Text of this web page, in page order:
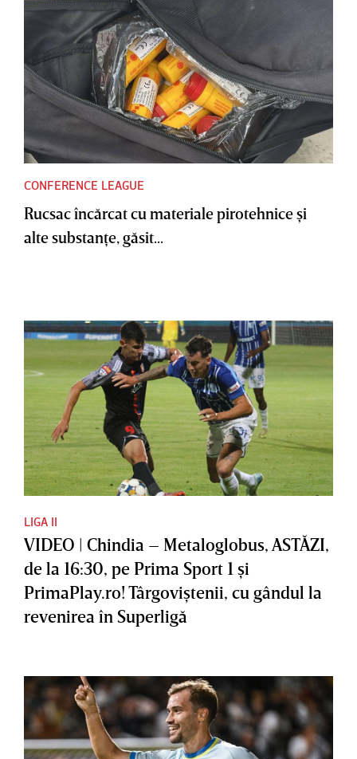
CONFERENCE LEAGUE
Rucsac încărcat cu materiale pirotehnice şi
alte substanţe, găsit...
LIGA II
VIDEO | Chindia – Metaloglobus, ASTĂZI,
de la 16:30, pe Prima Sport 1 şi
PrimaPlay.ro! Târgoviştenii, cu gândul la
revenirea în Superligă